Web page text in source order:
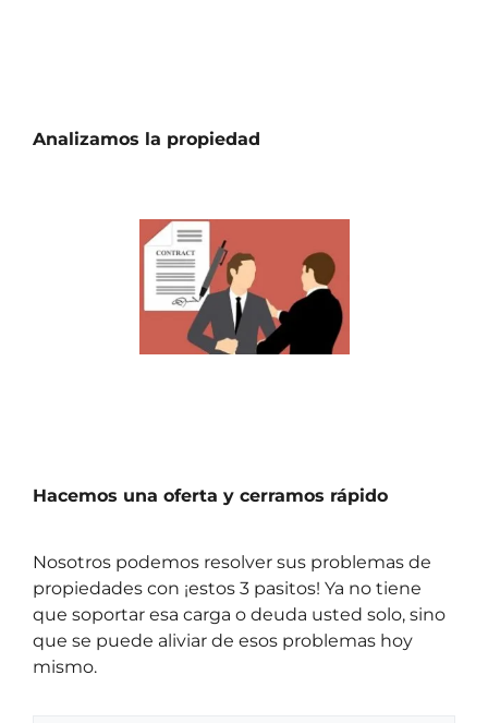
Analizamos la propiedad
Hacemos una oferta y cerramos rápido
Nosotros podemos resolver sus problemas de
propiedades con ¡estos 3 pasitos! Ya no tiene
que soportar esa carga o deuda usted solo, sino
que se puede aliviar de esos problemas hoy
mismo.